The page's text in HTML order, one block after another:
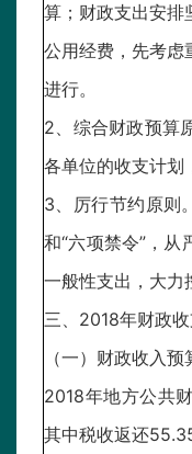
算；财政支出安排
公用经费，先考虑
进行。
2、综合财政预算
各单位的收支计划
3、厉行节约原则
和“六项禁令”，
一般性支出，大力
三、2018年财政
（一）财政收入预
2018年地方公共
其中税收返还